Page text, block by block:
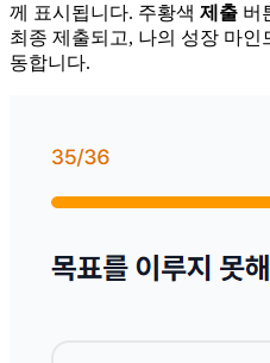
께 표시됩니다. 주황색 제출 버
최종 제출되고, 나의 성장 마인
동합니다.